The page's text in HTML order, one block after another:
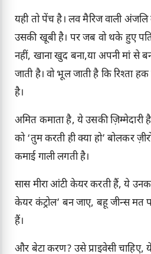
यही तो पेंच है। लव मैरिज वाली
उसकी खूबी है। पर जब वो थके हुए
नहीं, खाना खुद बना,या अपनी मां से
जाती है। वो भूल जाती है कि रिश्ता
है।
अमित कमाता है, ये उसकी ज़िम्मेदारी
को ‘तुम करती ही क्या हो’ बोलकर
कमाई गाली लगती है।
सास मीरा आंटी केयर करती हैं, ये
केयर कंट्रोल’ बन जाए, बहू जीन्स मत
हैं।
और बेटा करण? उसे प्राइवेसी चाहिए,